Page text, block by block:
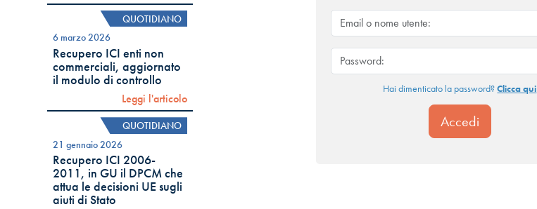
QUOTIDIANO
6 marzo 2026
Recupero ICI enti non
commerciali, aggiornato
il modulo di controllo
Leggi l'articolo
QUOTIDIANO
21 gennaio 2026
Recupero ICI 2006-
2011, in GU il DPCM che
attua le decisioni UE sugli
aiuti di Stato
Hai dimenticato la password?Clicca qui